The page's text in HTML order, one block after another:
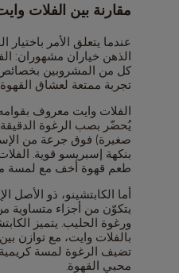
مقارنة بين الفلات
عندما يتعلق الأمر باختيار
الذهن خياران مشهوران:
كل من المشروبين بخصائص
تجربة ممتعة لعشاق القهوة.
الفلات وايت معروف
يُحضّر بصب الرغوة
صغيرة) فوق جرعة من
بنكهة إسبريسو قوية.
طعم قهوة أخف مع لمسة
أما الكابتشينو، ذو الأصل
يتكوّن من أجزاء متساوية
ورغوة الحليب. يتميز
بالفلات وايت، مع توازن
تضيف الرغوة لمسة
محبي القهوة.